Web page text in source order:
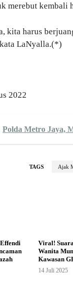
merebut kembali
kita harus
LaNyalla.(*)
2022
Polda Metro Jaya,
TAGS Ajak
Viral!
Wanita
Kawasan
14 Juli 2025